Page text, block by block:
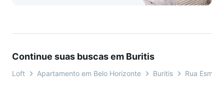
Continue suas buscas em Buritis
Loft Apartamento em Belo Horizonte Buritis Rua